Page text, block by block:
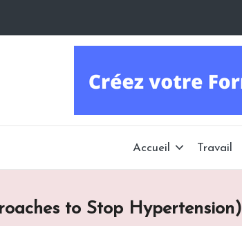
Accueil Travail
to Stop Hypertension)